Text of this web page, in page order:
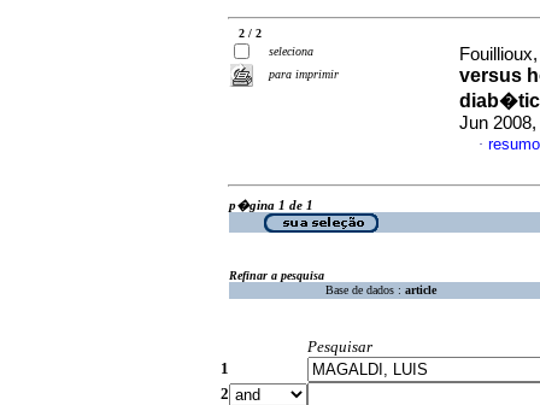
2 / 2
seleciona
para imprimir
versus
Jun
·
p�gina 1 de 1
Refinar a pesquisa
Base de dados : article
Pesquisar
1
2